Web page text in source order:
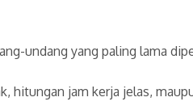
undang yang paling lama
hitungan jam kerja jelas,